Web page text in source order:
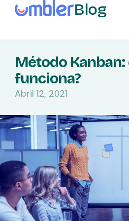
Blog
Método
funciona?
Abril 12, 2021